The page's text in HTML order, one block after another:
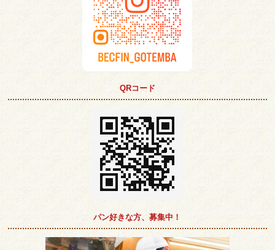
QRコード
パン好きな方、募集中！